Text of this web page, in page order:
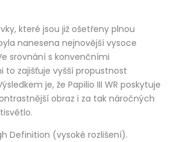
které jsou již ošetřeny plnou
nanesena nejnovější vysoce
srovnání s konvenčními
zajišťuje vyšší propustnost
je, že Papilio III WR poskytuje
obraz i za tak náročných
Definition (vysoké rozlišení).